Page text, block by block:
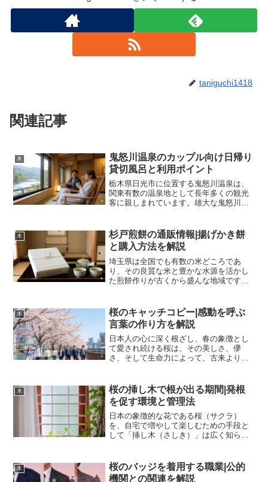
taniguchi1418
関連記事
木
鬼怒川温泉のカップル向け日帰り
貸切風呂と利用ポイント
栃木県日光市に位置する鬼怒川温泉は、
関東有数の温泉地として長年多くの観光
客に親しまれています。雄大な鬼怒川の
できる場所として知られています。都心
からのアクセスも良好で、...
木
杉戸煎餅の通販情報|揚げかき餅
と購入方法を解説
埼玉県は全国でも有数の米どころであ
り、その良質な米と豊かな水源を活かし
た煎餅作りが古くから盛んな地域です。
気を集めているのが、杉戸町の名物であ
る「杉戸煎餅」です。特に、...
木
桜のキャッチコピー|感動を呼ぶ
言葉の作り方を解説
日本人の心に深く根ざし、春の象徴とし
て愛され続ける桜は、その美しさ、儚
さ、そして生命力によって、古来より文
た。桜の持つ圧倒的なイメージは、現代
のビジネスやブランディングに...
木
桜の挿し木で根が出る期間|発根
を促す環境と管理法
日本の象徴的な花である桜（サクラ）
を、自宅で増やして楽しむための手段と
して「挿し木（さしき）」は広く知られ
一つであり、実際に挿し穂（さしほ）を
土に挿してから根が出るまで...
木
桜のバッジを着用する職業|公的
機関との関連を解説